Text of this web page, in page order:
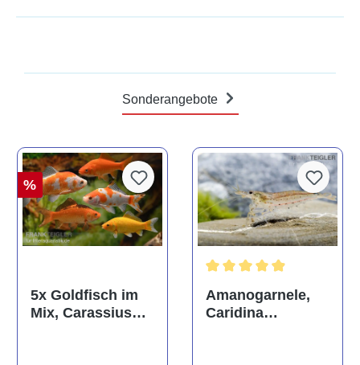
Sonderangebote
%
5x Goldfisch im
Mix, Carassius
Amanogarnele,
Caridina